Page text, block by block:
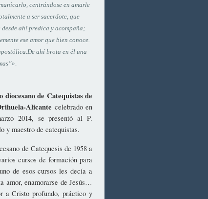
centrándose en amarle
a ser sacerdote, que
ahí predica y acompaña;
ese amor que bien conoce.
De ahí brota en él una
».
de Catequistas de
Alicante celebrado en
2014, se presentó al P.
y maestro de catequistas.
de Catequesis de 1958 a
cursos de formación para
de esos cursos les decía a
amor, enamorarse de Jesús…
a Cristo profundo, práctico y